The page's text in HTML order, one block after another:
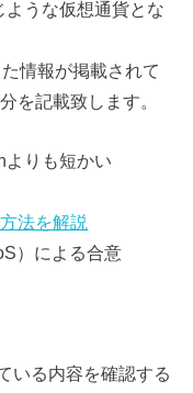
うな仮想通貨とな
情報が掲載されて
を記載致します。
よりも短かい
法を解説
）による合意
いる内容を確認する